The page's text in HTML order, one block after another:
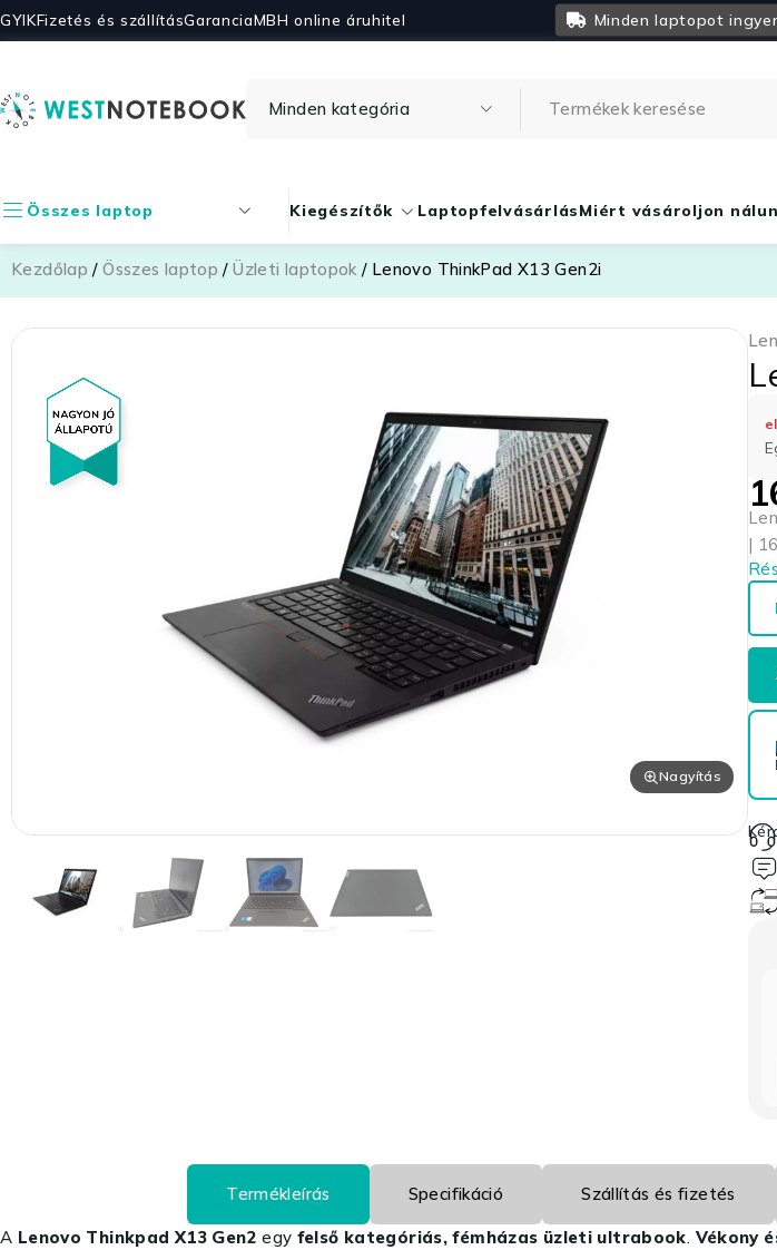
GYIKFizetés és szállításGarancia Minden laptopot
MBH online áruhitel
Összes laptop Kiegészítők LaptopfelvásárlásMiért vásároljon
Kezdőlap /Összes laptop /Üzleti laptopok / Lenovo ThinkPad X13 Gen2i
Nagyítás
|
Termékleírás Specifikáció Szállítás és fizetés
A Lenovo Thinkpad X13 Gen2 egy felső kategóriás, fémházas üzleti ultrabook. Vékony